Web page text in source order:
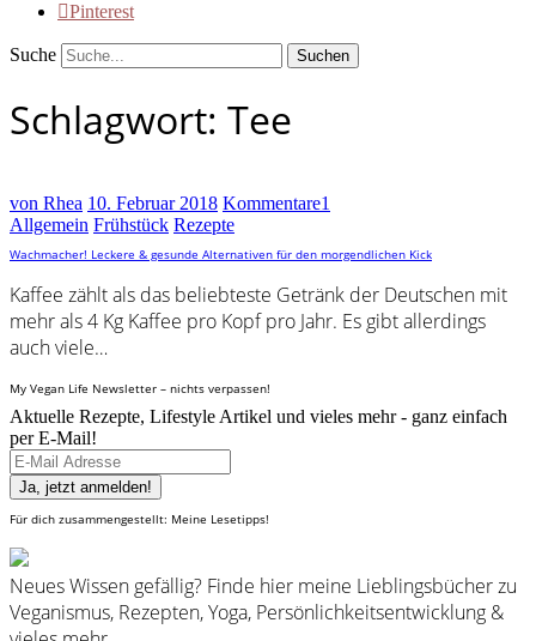
Pinterest
Suche
Schlagwort: Tee
von Rhea 10. Februar 2018 Kommentare1
Allgemein Frühstück Rezepte
Wachmacher! Leckere & gesunde Alternativen für den morgendlichen Kick
Kaffee zählt als das beliebteste Getränk der Deutschen mit
mehr als 4 Kg Kaffee pro Kopf pro Jahr. Es gibt allerdings
auch viele…
My Vegan Life Newsletter – nichts verpassen!
Aktuelle Rezepte, Lifestyle Artikel und vieles mehr - ganz einfach
per E-Mail!
Für dich zusammengestellt: Meine Lesetipps!
Neues Wissen gefällig? Finde hier meine Lieblingsbücher zu
Veganismus, Rezepten, Yoga, Persönlichkeitsentwicklung &